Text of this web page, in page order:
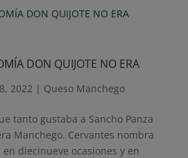
DON QUIJOTE NO ERA
2022 | Queso Manchego
tanto gustaba a Sancho Panza
Manchego. Cervantes nombra
diecinueve ocasiones y en